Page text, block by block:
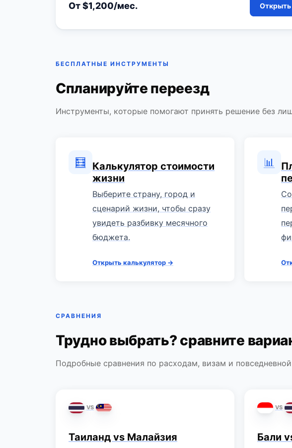
От $1,200/мес. Открыть
БЕСПЛАТНЫЕ ИНСТРУМЕНТЫ
Спланируйте переезд
Инструменты, которые помогают принять решение без
🧮
Калькулятор стоимости
жизни
Выберите страну, город и
сценарий жизни, чтобы сразу
увидеть разбивку месячного
бюджета.
Открыть калькулятор →
📊
СРАВНЕНИЯ
Трудно выбрать? сравните
Подробные сравнения по расходам, визам и повседневной
VS
Таиланд vs Малайзия
VS
Бали